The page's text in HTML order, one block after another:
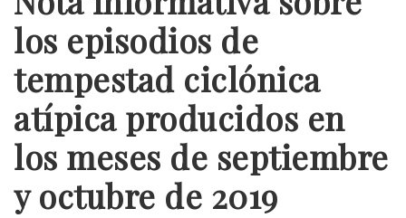
los episodios de
tempestad ciclónica
atípica producidos en
los meses de septiembre
y octubre de 2019